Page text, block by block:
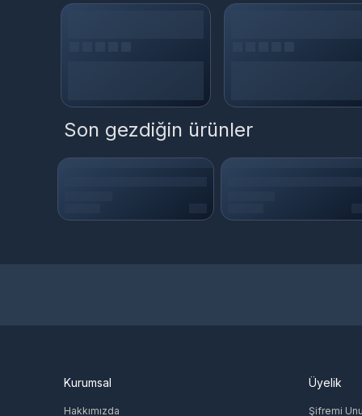
Son gezdiğin ürünler
Kurumsal
Hakkımızda
Üyelik
Şifremi